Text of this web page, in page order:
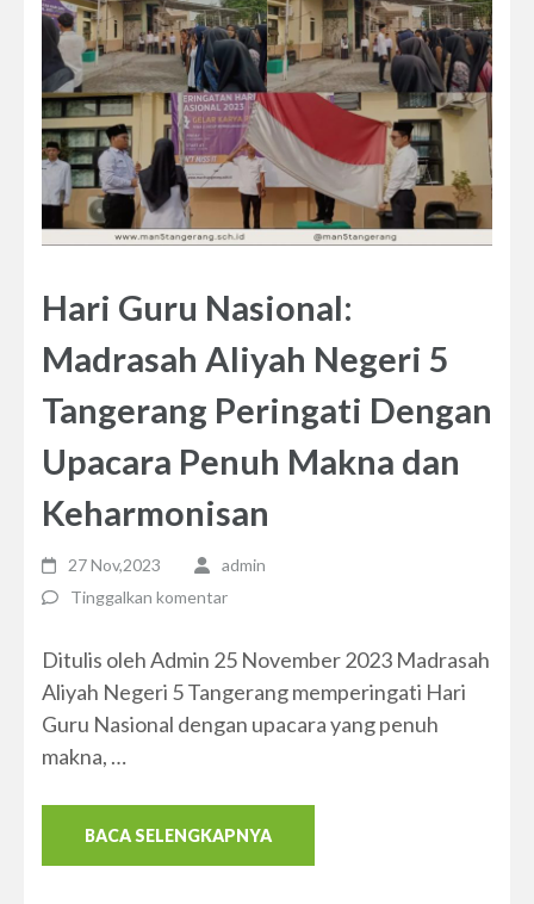
Hari Guru Nasional:
Madrasah Aliyah Negeri 5
Tangerang Peringati Dengan
Upacara Penuh Makna dan
Keharmonisan
27 Nov,2023
admin
Tinggalkan komentar
Ditulis oleh Admin 25 November 2023 Madrasah
Aliyah Negeri 5 Tangerang memperingati Hari
Guru Nasional dengan upacara yang penuh
makna, …
BACA SELENGKAPNYA